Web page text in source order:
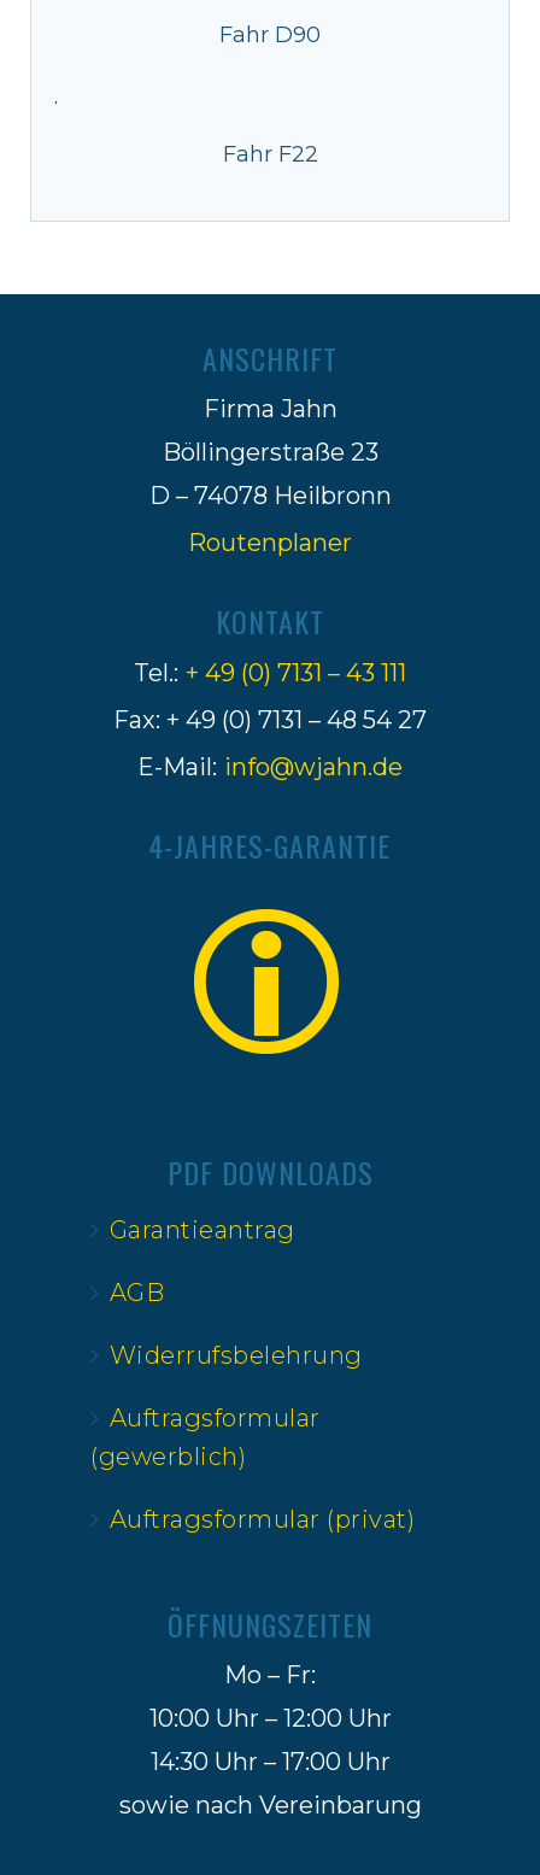
Fahr D90
·
Fahr F22
ANSCHRIFT
Firma Jahn
Böllingerstraße 23
D – 74078 Heilbronn
Routenplaner
KONTAKT
Tel.: + 49 (0) 7131 – 43 111
Fax: + 49 (0) 7131 – 48 54 27
E-Mail: info@wjahn.de
4-JAHRES-GARANTIE
PDF DOWNLOADS
Garantieantrag
AGB
Widerrufsbelehrung
Auftragsformular
(gewerblich)
Auftragsformular (privat)
ÖFFNUNGSZEITEN
Mo – Fr:
10:00 Uhr – 12:00 Uhr
14:30 Uhr – 17:00 Uhr
sowie nach Vereinbarung